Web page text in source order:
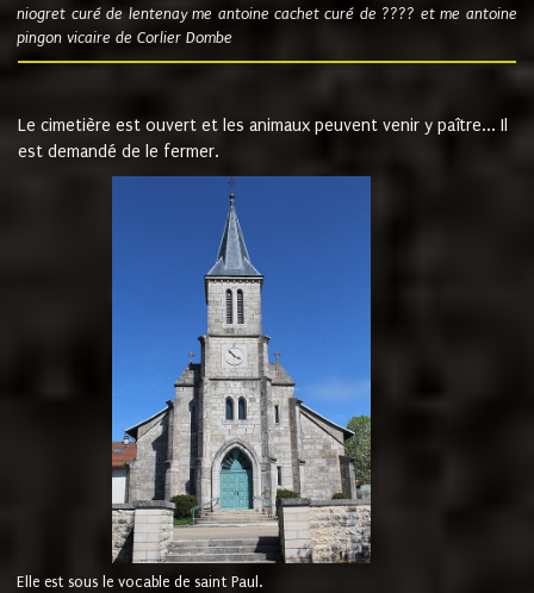
niogret curé de lentenay me antoine cachet curé de ???? et me antoine
pingon vicaire de Corlier Dombe
Le cimetière est ouvert et les animaux peuvent venir y paître... Il
est demandé de le fermer.
Elle est sous le vocable de saint Paul.